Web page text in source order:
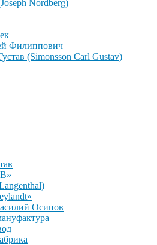
Nordberg)
Филиппович
(Simonsson Carl Gustav)
Осипов